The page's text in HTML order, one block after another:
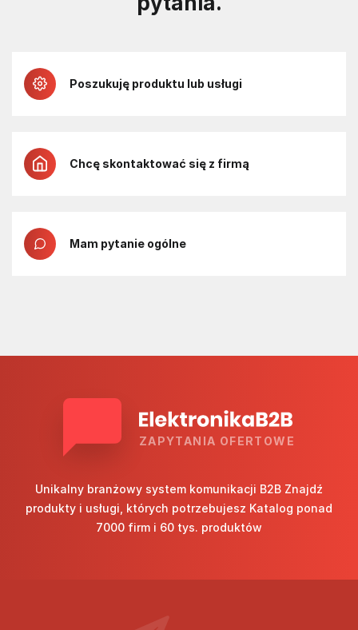
Poszukuję produktu lub usługi
Chcę skontaktować się z firmą
Mam pytanie ogólne
ZAPYTANIA OFERTOWE
Unikalny branżowy system komunikacji B2B Znajdź
produkty i usługi, których potrzebujesz Katalog ponad
7000 firm i 60 tys. produktów